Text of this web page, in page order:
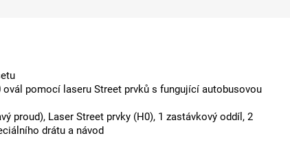
pomocí laseru Street prvků s fungující autobusovou
proud), Laser Street prvky (H0), 1 zastávkový oddíl, 2
drátu a návod